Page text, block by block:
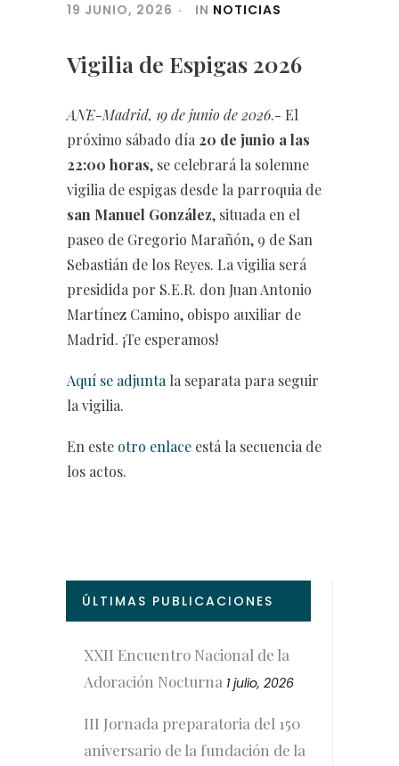
19 JUNIO, 2026 IN NOTICIAS
Vigilia de Espigas 2026
ANE-Madrid, 19 de junio de 2026.- El
próximo sábado día20 de junio a las
22:00 horas, se celebrará la solemne
vigilia de espigas desde la parroquia de
san Manuel González, situada en el
paseo de Gregorio Marañón, 9 de San
Sebastián de los Reyes. La vigilia será
presidida por S.E.R. don Juan Antonio
Martínez Camino, obispo auxiliar de
Madrid. ¡Te esperamos!
Aquí se adjuntala separata para seguir
la vigilia.
En este otro enlace está la secuencia de
los actos.
ÚLTIMAS PUBLICACIONES
XXII Encuentro Nacional de la
Adoración Nocturna 1 julio, 2026
III Jornada preparatoria del 150
aniversario de la fundación de la